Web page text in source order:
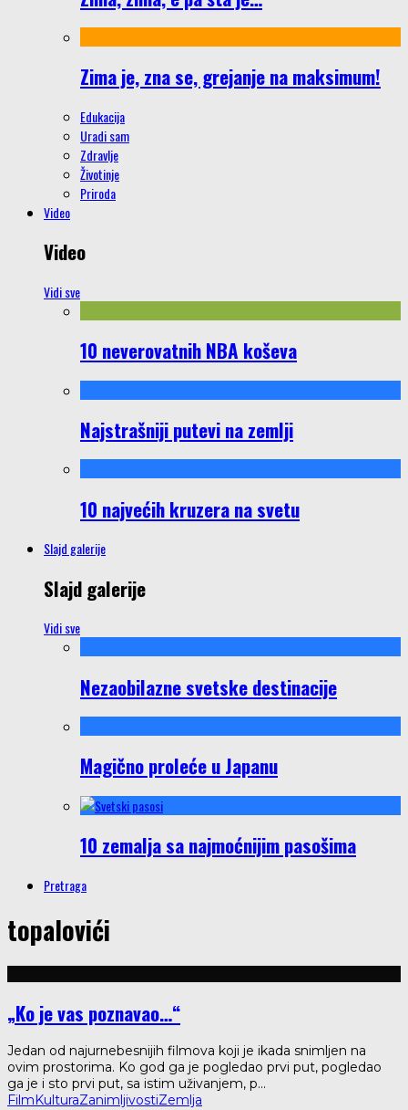
Zima je, zna se, grejanje na maksimum!
Edukacija
Uradi sam
Zdravlje
Životinje
Priroda
Video
Video
Vidi sve
10 neverovatnih NBA koševa
Najstrašniji putevi na zemlji
10 najvećih kruzera na svetu
Slajd galerije
Slajd galerije
Vidi sve
Nezaobilazne svetske destinacije
Magično proleće u Japanu
10 zemalja sa najmoćnijim pasošima
Pretraga
topalovići
„Ko je vas poznavao…“
Jedan od najurnebesnijih filmova koji je ikada snimljen na
ovim prostorima. Ko god ga je pogledao prvi put, pogledao
ga je i sto prvi put, sa istim uživanjem, p...
FilmKulturaZanimljivostiZemlja